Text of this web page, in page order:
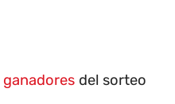
ganadores del sorteo